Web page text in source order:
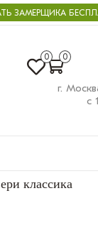
ЗАМЕРЩИКА
0 0
г.
с
классика